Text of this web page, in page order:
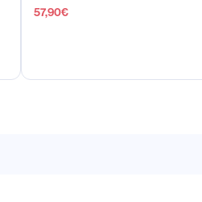
57,90€